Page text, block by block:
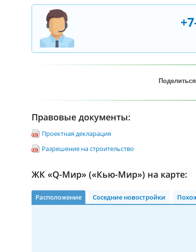
Правовые документы:
Проектная декларация
Разрешение на строительство
ЖК «Q-Мир» («Кью-Мир») на карте:
Расположение Соседние новостройки